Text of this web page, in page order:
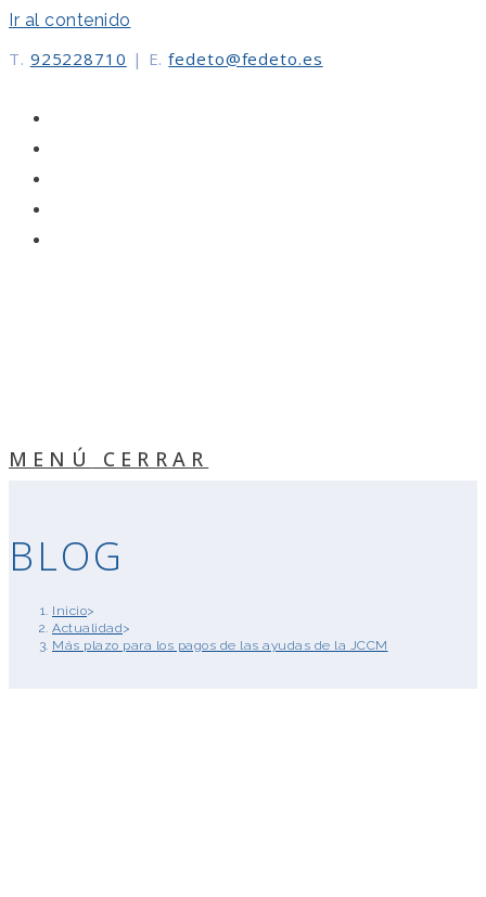
Ir al contenido
T. 925228710 | E. fedeto@fedeto.es
MENÚ CERRAR
BLOG
Inicio>
Actualidad>
Más plazo para los pagos de las ayudas de la JCCM